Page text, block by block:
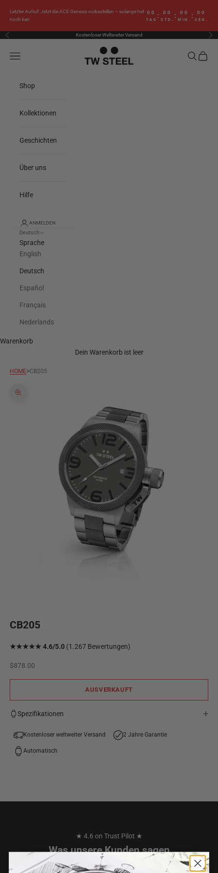
Letzter Aufruf: Jetzt die ACE Genesis vorbestellen – solange het
noch kan
00
TAG
: 00
STD.
: 00
MIN.
: 00
SEK.
Zurück Kostenloser Weltweiter Versand Vor
TW Steel
Menü Suchen
Shop
Kollektionen
Geschichten
Über uns
Hilfe
ANMELDEN
Deutsch
Sprache
English
Deutsch
Español
Français
Nederlands
Warenkorb
Dein Warenkorb ist leer
HOME>CB205
Bild vergrößern
CB205
★★★★★ 4.6/5.0 (1.267 Bewertungen)
Angebot
$878.00
AUSVERKAUFT
Spezifikationen
Kostenloser weltweiter Versand 2 Jahre Garantie
Automatisch
★ 4.6 on Trust Pilot ★
Was unsere Kunden sagen